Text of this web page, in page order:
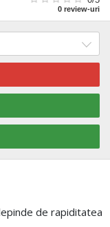
0 review-uri
de rapiditatea